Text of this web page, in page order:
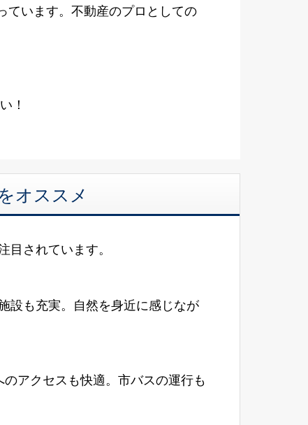
ています。不動産のプロとしての
！
オススメ
されています。
設も充実。自然を身近に感じなが
アクセスも快適。市バスの運行も